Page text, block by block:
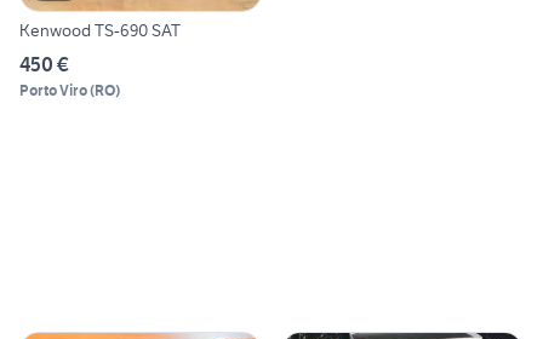
Kenwood TS-690 SAT
450 €
Porto Viro(RO)